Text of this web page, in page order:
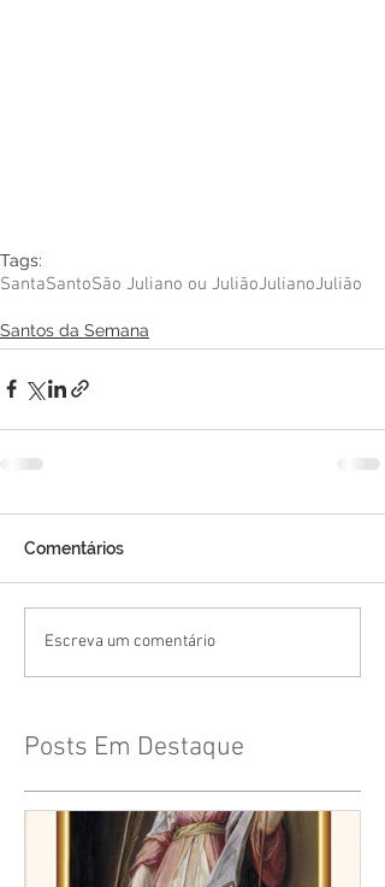
Tags:
SantaSantoSão Juliano ou JuliãoJulianoJulião
Santos da Semana
Comentários
Escreva um comentário
Posts Em Destaque